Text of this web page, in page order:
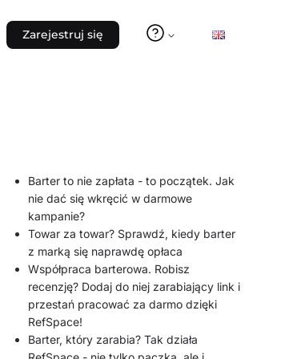
Zarejestruj się
Barter to nie zapłata - to początek. Jak
nie dać się wkręcić w darmowe
kampanie?
Towar za towar? Sprawdź, kiedy barter
z marką się naprawdę opłaca
Współpraca barterowa. Robisz
recenzję? Dodaj do niej zarabiający link i
przestań pracować za darmo dzięki
RefSpace!
Barter, który zarabia? Tak działa